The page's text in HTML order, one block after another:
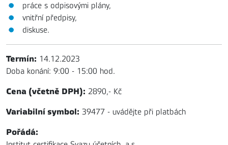
práce s odpisovými plány,
vnitřní předpisy,
diskuse.
Termín: 14.12.2023
Doba konání: 9:00 - 15:00 hod.
Cena (včetně DPH): 2890,- Kč
Variabilní symbol: 39477 - uvádějte při platbách
Pořádá: